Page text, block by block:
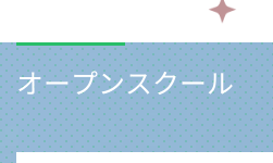
オープンスクール